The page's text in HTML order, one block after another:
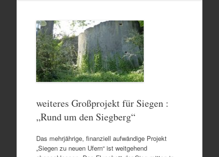
weiteres Großprojekt für Siegen :
„Rund um den Siegberg“
Das mehrjährige, finanziell aufwändige Projekt
„Siegen zu neuen Ufern“ ist weitgehend